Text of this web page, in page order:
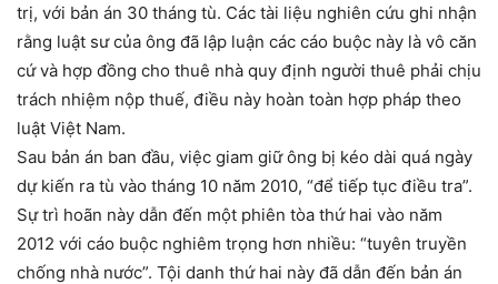
trị, với bản án 30 tháng tù. Các tài liệu nghiên cứu ghi nhận
rằng luật sư của ông đã lập luận các cáo buộc này là vô căn
cứ và hợp đồng cho thuê nhà quy định người thuê phải chịu
trách nhiệm nộp thuế, điều này hoàn toàn hợp pháp theo
luật Việt Nam.
Sau bản án ban đầu, việc giam giữ ông bị kéo dài quá ngày
dự kiến ra tù vào tháng 10 năm 2010, “để tiếp tục điều tra”.
Sự trì hoãn này dẫn đến một phiên tòa thứ hai vào năm
2012 với cáo buộc nghiêm trọng hơn nhiều: “tuyên truyền
chống nhà nước”. Tội danh thứ hai này đã dẫn đến bản án